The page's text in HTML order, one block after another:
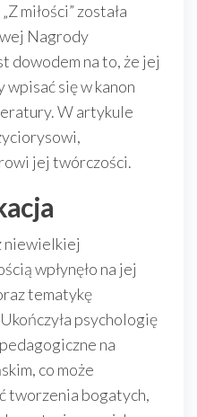
miłości” została
Nagrody
dowodem na to, że jej
wpisać się w kanon
W artykule
jej twórczości.
niewielkiej
wpłynęło na jej
tematykę
psychologię
na
co może
tworzenia bogatych,